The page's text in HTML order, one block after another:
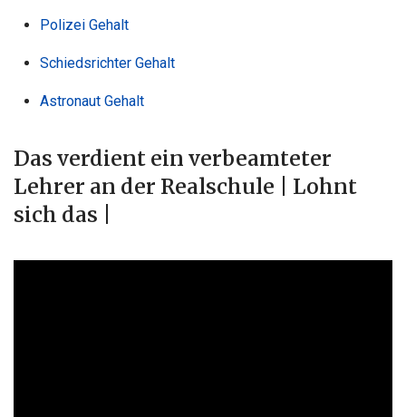
Polizei Gehalt
Schiedsrichter Gehalt
Astronaut Gehalt
Das verdient ein verbeamteter
Lehrer an der Realschule | Lohnt
sich das |